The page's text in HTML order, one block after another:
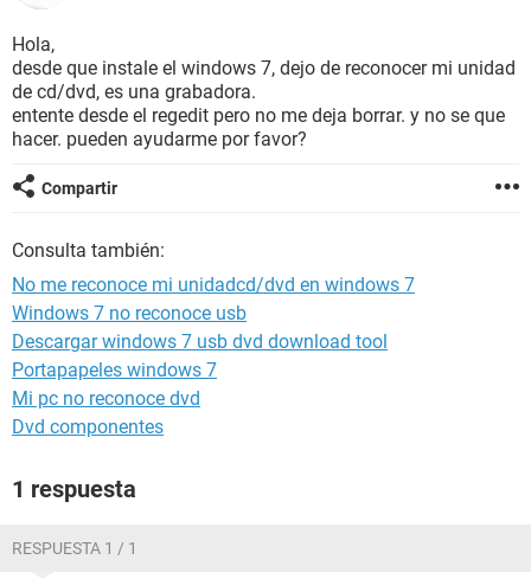
Hola,
desde que instale el windows 7, dejo de reconocer mi unidad
de cd/dvd, es una grabadora.
entente desde el regedit pero no me deja borrar. y no se que
hacer. pueden ayudarme por favor?
Compartir
Consulta también:
No me reconoce mi unidadcd/dvd en windows 7
Windows 7 no reconoce usb
Descargar windows 7 usb dvd download tool
Portapapeles windows 7
Mi pc no reconoce dvd
Dvd componentes
1 respuesta
RESPUESTA 1 / 1